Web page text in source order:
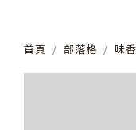
其他活動
首頁 部落格 味